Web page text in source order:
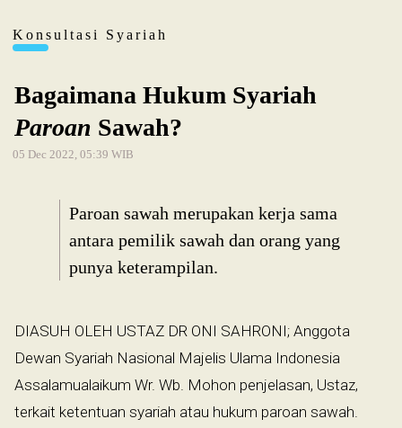
Konsultasi Syariah
Bagaimana Hukum Syariah
Paroan Sawah?
05 Dec 2022, 05:39 WIB
Paroan sawah merupakan kerja sama
antara pemilik sawah dan orang yang
punya keterampilan.
DIASUH OLEH USTAZ DR ONI SAHRONI; Anggota
Dewan Syariah Nasional Majelis Ulama Indonesia
Assalamualaikum Wr. Wb. Mohon penjelasan, Ustaz,
terkait ketentuan syariah atau hukum paroan sawah.